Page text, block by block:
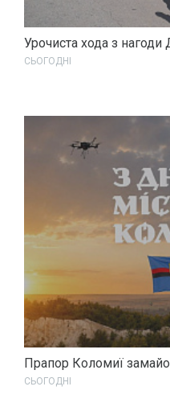
Урочиста хода з нагоди
СЬОГОДНІ
Прапор Коломиї
СЬОГОДНІ